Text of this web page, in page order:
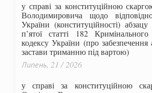
у справі за конституційною
Володимировича щодо
України (конституційності)
п’ятої статті 182 Кримінального
кодексу України (про забезпечення
застави триманню під вартою)
Липень, 21 / 2026
у справі за конституційною